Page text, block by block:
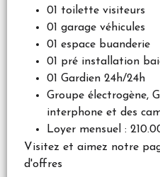
01 toilette visiteurs
01 garage véhicules
01 espace buanderie
01 pré installation
01 Gardien 24h/24h
Groupe électrogène,
interphone et des
Loyer mensuel :
Visitez et aimez notre
d'offres